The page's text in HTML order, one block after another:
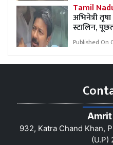
Tamil
अभिनेत्री
स्टालिन,
Published
932, Katra Chand Khan,
(U.P)